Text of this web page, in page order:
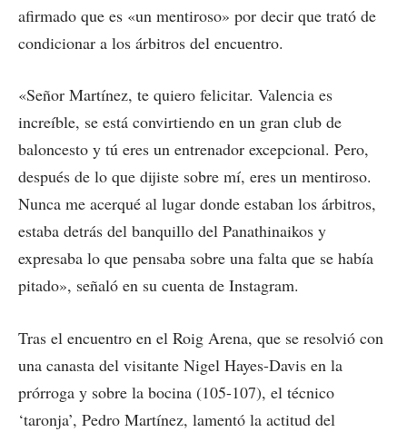
afirmado que es «un mentiroso» por decir que trató de
condicionar a los árbitros del encuentro.
«Señor Martínez, te quiero felicitar. Valencia es
increíble, se está convirtiendo en un gran club de
baloncesto y tú eres un entrenador excepcional. Pero,
después de lo que dijiste sobre mí, eres un mentiroso.
Nunca me acerqué al lugar donde estaban los árbitros,
estaba detrás del banquillo del Panathinaikos y
expresaba lo que pensaba sobre una falta que se había
pitado», señaló en su cuenta de Instagram.
Tras el encuentro en el Roig Arena, que se resolvió con
una canasta del visitante Nigel Hayes-Davis en la
prórroga y sobre la bocina (105-107), el técnico
‘taronja’, Pedro Martínez, lamentó la actitud del